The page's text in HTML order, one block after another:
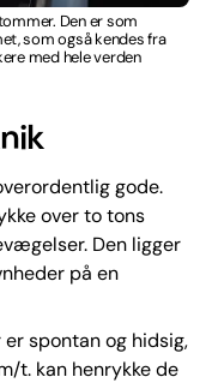
Den er som
som også kendes fra
med hele verden
gode.
over to tons
Den ligger
på en
spontan og hidsig,
t. kan henrykke de